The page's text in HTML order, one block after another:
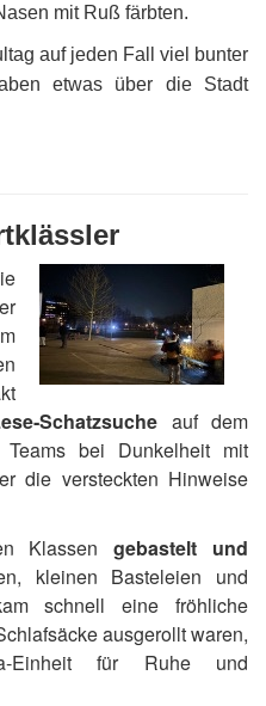
mit Ruß färbten.
auf jeden Fall viel bunter
etwas über die Stadt
auf dem
bei Dunkelheit mit
die versteckten Hinweise
Klassengebastelt und
kleinen Basteleien und
schnell eine fröhliche
ausgerollt waren,
für Ruhe und